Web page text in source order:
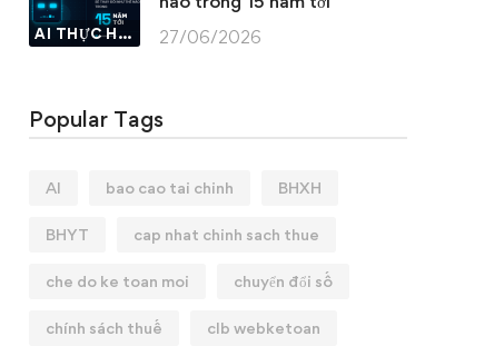
AI THỰC HÀNH 27/06/2026
Popular Tags
AI bao cao tai chinh BHXH
BHYT cap nhat chinh sach thue
che do ke toan moi chuyển đổi số
chính sách thuế clb webketoan